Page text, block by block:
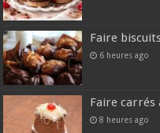
Faire
6 heures ago
Faire carrés
8 heures ago